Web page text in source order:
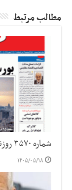
مطالب مرتبط
شماره ۳۵۷۰ روزنامه کسب و کار
۱۴۰۵/۰۵/۱۸